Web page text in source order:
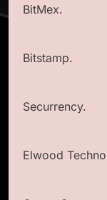
BitMex.
Bitstamp.
Securrency.
Elwood